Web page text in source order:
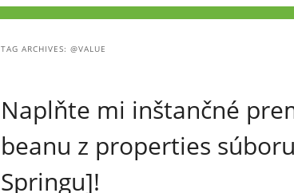
TAG ARCHIVES: @VALUE
Naplňte mi inštančné
beanu z properties
Springu]!